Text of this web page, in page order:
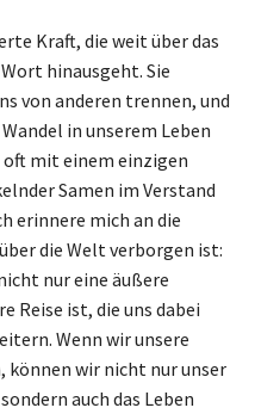
Kraft, die weit über das
hinausgeht. Sie
von anderen trennen, und
in unserem Leben
mit einem einzigen
Samen im Verstand
erinnere mich an die
die Welt verborgen ist:
nur eine äußere
Reise ist, die uns dabei
Wenn wir unsere
wir nicht nur unser
auch das Leben